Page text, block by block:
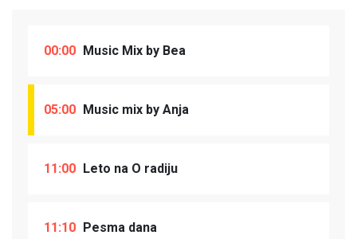
00:00 Music Mix by Bea
05:00 Music mix by Anja
11:00 Leto na O radiju
11:10 Pesma dana